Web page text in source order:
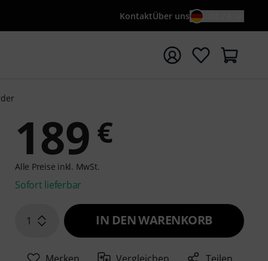
KontaktÜber uns
mit Suchwort {searchTerm} starten
189 €
Alle Preise inkl. MwSt.
Sofort lieferbar
1 IN DEN WARENKORB